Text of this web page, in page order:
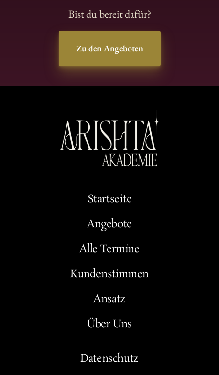
Bist du bereit dafür?
Zu den Angeboten
Startseite
Angebote
Alle Termine
Kundenstimmen
Ansatz
Über Uns
Datenschutz